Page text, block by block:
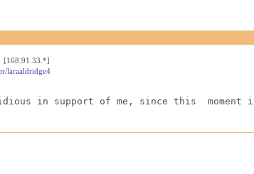
[168.91.33.*]
laraaldridge4
in support of me, since this  moment i